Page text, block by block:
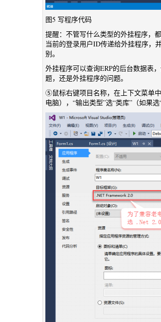
图5 写程序代码
提醒：不管写什么类型的外挂程序，
当前的登录用户ID传递给外挂程序，
别。
外挂程序可以查询ERP的后台数据表
题，还是外挂程序的问题。
⑤鼠标右键项目名称，在上下文菜单
电脑），“输出类型”选“类库”（如果